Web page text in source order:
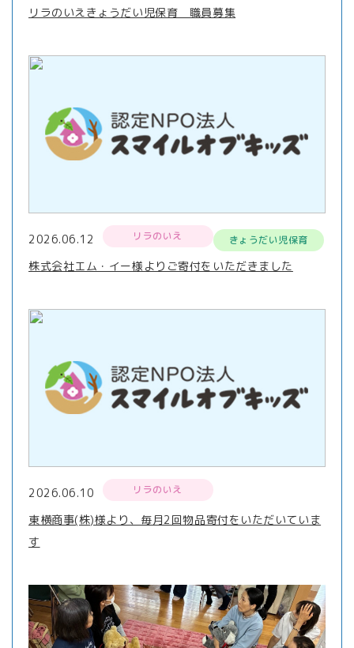
リラのいえきょうだい児保育 職員募集
2026.06.12 リラのいえ きょうだい児保育
株式会社エム・イー様よりご寄付をいただきました
2026.06.10 リラのいえ
東横商事(株)様より、毎月2回物品寄付をいただいていま
す